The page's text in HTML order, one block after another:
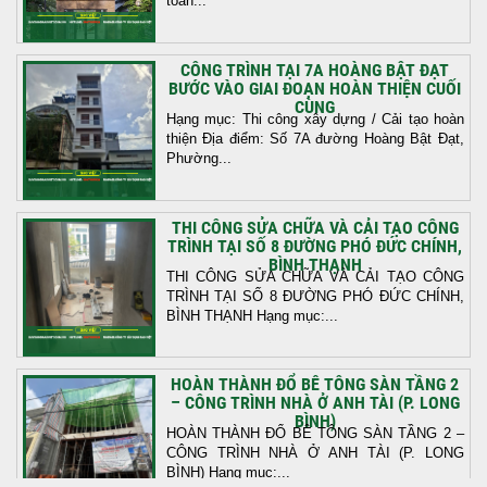
CÔNG TRÌNH TẠI 7A HOÀNG BẬT ĐẠT
BƯỚC VÀO GIAI ĐOẠN HOÀN THIỆN CUỐI
CÙNG
Hạng mục: Thi công xây dựng / Cải tạo hoàn
thiện Địa điểm: Số 7A đường Hoàng Bật Đạt,
Phường...
THI CÔNG SỬA CHỮA VÀ CẢI TẠO CÔNG
TRÌNH TẠI SỐ 8 ĐƯỜNG PHÓ ĐỨC CHÍNH,
BÌNH THẠNH
THI CÔNG SỬA CHỮA VÀ CẢI TẠO CÔNG
TRÌNH TẠI SỐ 8 ĐƯỜNG PHÓ ĐỨC CHÍNH,
BÌNH THẠNH Hạng mục:...
HOÀN THÀNH ĐỔ BÊ TÔNG SÀN TẦNG 2
– CÔNG TRÌNH NHÀ Ở ANH TÀI (P. LONG
BÌNH)
HOÀN THÀNH ĐỔ BÊ TÔNG SÀN TẦNG 2 –
CÔNG TRÌNH NHÀ Ở ANH TÀI (P. LONG
BÌNH) Hạng mục:...